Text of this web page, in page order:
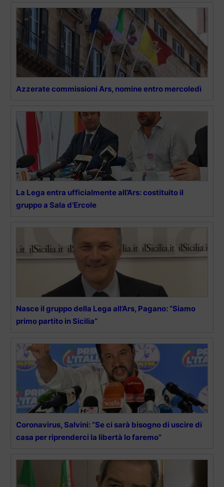
Azzerate commissioni Ars, nomine entro mercoledì
La Lega entra ufficialmente all’Ars: costituito il
gruppo a Sala d’Ercole
Nasce il gruppo della Lega all’Ars, Pagano: “Siamo
primo partito in Sicilia”
Coronavirus, Salvini: “Se ci sarà bisogno di uscire di
casa per riprenderci la libertà lo faremo”